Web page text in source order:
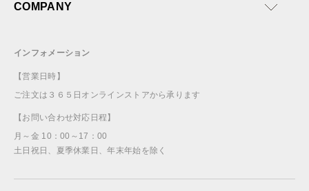
COMPANY
インフォメーション
【営業日時】
ご注文は３６５日オンラインストアから承ります
【お問い合わせ対応日程】
月～金 10：00～17：00
土日祝日、夏季休業日、年末年始を除く